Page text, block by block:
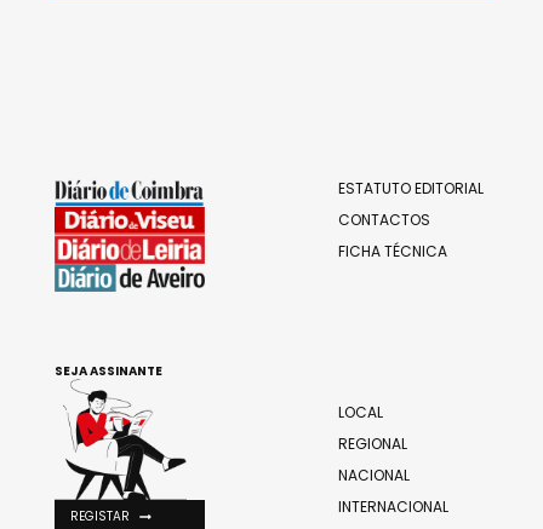
ESTATUTO EDITORIAL
CONTACTOS
FICHA TÉCNICA
LOCAL
REGIONAL
NACIONAL
INTERNACIONAL
SEJA ASSINANTE
REGISTAR